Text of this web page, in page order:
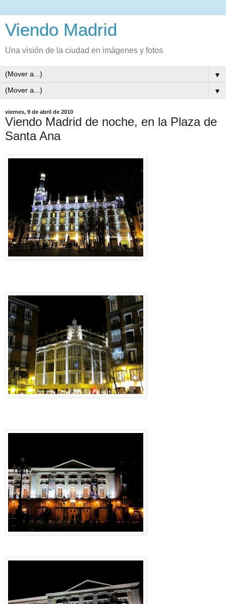
Viendo Madrid
Una visión de la ciudad en imágenes y fotos
▼
▼
viernes, 9 de abril de 2010
Viendo Madrid de noche, en la Plaza de
Santa Ana